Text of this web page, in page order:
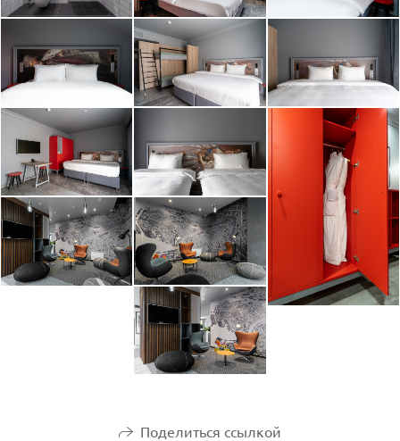
Поделиться ссылкой